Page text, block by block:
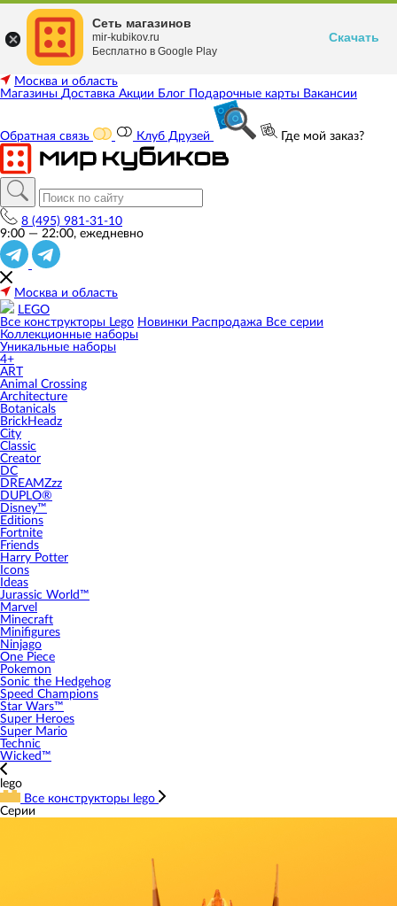
Москва и область
Магазины Доставка Акции Блог Подарочные карты Вакансии
Обратная связь Клуб Друзей Где мой заказ?
8 (495) 981-31-10
9:00 — 22:00, ежедневно
Москва и область
LEGO
Все конструкторы Lego Новинки Распродажа Все серии
Коллекционные наборы
Уникальные наборы
4+
ART
Animal Crossing
Architecture
Botanicals
BrickHeadz
City
Classic
Creator
DC
DREAMZzz
DUPLO®
Disney™
Editions
Fortnite
Friends
Harry Potter
Icons
Ideas
Jurassic World™
Marvel
Minecraft
Minifigures
Ninjago
One Piece
Pokemon
Sonic the Hedgehog
Speed Champions
Star Wars™
Super Heroes
Super Mario
Technic
Wicked™
lego
Все конструкторы lego
Серии
Сеть магазинов
mir-kubikov.ru
Бесплатно в Google Play
Скачать